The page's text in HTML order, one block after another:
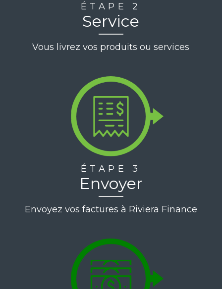
ÉTAPE 2
Service
Vous livrez vos produits ou services
ÉTAPE 3
Envoyer
Envoyez vos factures à Riviera Finance